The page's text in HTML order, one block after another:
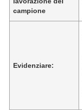
campione
Evidenziare: